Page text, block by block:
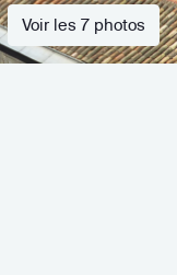
Voir les 7 photos